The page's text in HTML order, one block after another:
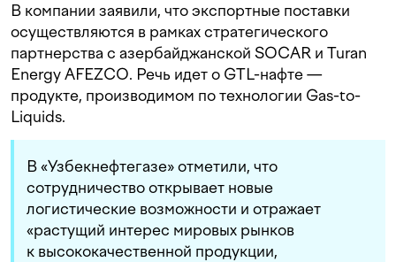
В компании заявили, что экспортные поставки
осуществляются в рамках стратегического
партнерства с азербайджанской SOCAR и Turan
Energy AFEZCO. Речь идет о GTL-нафте —
продукте, производимом по технологии Gas-to-
Liquids.
В «Узбекнефтегазе» отметили, что
сотрудничество открывает новые
логистические возможности и отражает
«растущий интерес мировых рынков
к высококачественной продукции,